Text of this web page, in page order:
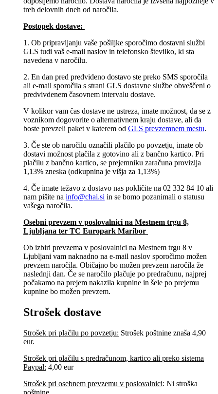
treh delovnih dneh od naročila.
Postopek dostave:
1. Ob pripravljanju vaše pošiljke sporočimo dostavni službi
GLS tudi vaš e-mail naslov in telefonsko številko, ki sta
navedena v naročilu.
2. En dan pred predvideno dostavo ste preko SMS sporočila
ali e-mail sporočila s strani GLS dostavne službe obveščeni o
predvivdenem časovnem intervalu dostave.
V kolikor vam čas dostave ne ustreza, imate možnost, da se z
voznikom dogovorite o alternativnem kraju dostave, ali da
boste prevzeli paket v katerem od GLS prevzemnem mestu.
3. Če ste ob naročilu označili plačilo po povzetju, imate ob
dostavi možnost plačila z gotovino ali z bančno kartico. Pri
plačilu z bančno kartico, se prejemniku zaračuna provizija
1,13% zneska (odkupnina je višja za 1,13%)
4. Če imate težavo z dostavo nas pokličite na 02 332 84 10 ali
nam pišite na info@chai.si in se bomo pozanimali o statusu
vašega naročila.
Osebni prevzem v poslovalnici na Mestnem trgu 8,
Ljubljana​ ter TC Europark Maribor
Ob izbiri prevzema v poslovalnici na Mestnem trgu 8 v
Ljubljani vam naknadno na e-mail naslov sporočimo možen
prevzem naročila. Običajno bo možen prevzem naročila že
naslednji dan. Če se naročilo plačuje po predračunu, najprej
počakamo na prejem nakazila kupnine in šele po prejemu
kupnine bo možen prevzem.
Strošek dostave
Strošek pri plačilu po povzetju: Strošek poštnine znaša 4,90
eur.
Strošek pri plačilu s predračunom, kartico ali preko sistema
Paypal: 4,00 eur
Strošek pri osebnem prevzemu v poslovalnici: Ni stroška
poštnine.